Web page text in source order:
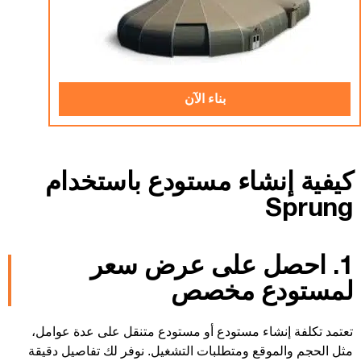
بناء الآن
كيفية إنشاء مستودع باستخدام
Sprung
1. احصل على عرض سعر
لمستودع مخصص
تعتمد تكلفة إنشاء مستودع أو مستودع متنقل على عدة عوامل،
مثل الحجم والموقع ومتطلبات التشغيل. نوفر لك تفاصيل دقيقة